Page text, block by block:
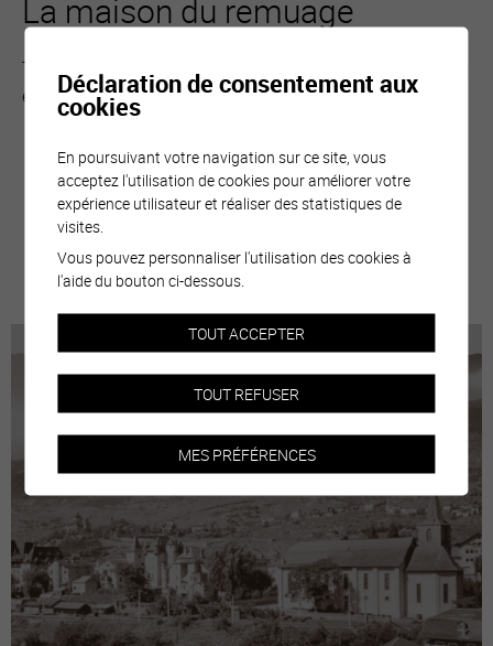
La maison du remuage
Témoin vivant de la transhumance entre le Val d’Anniviers
et la plaine, la maison du remuage...
plus d'informations
Déclaration de consentement aux
cookies
En poursuivant votre navigation sur ce site, vous
acceptez l'utilisation de cookies pour améliorer votre
expérience utilisateur et réaliser des statistiques de
visites.
Vous pouvez personnaliser l'utilisation des cookies à
l'aide du bouton ci-dessous.
TOUT ACCEPTER
TOUT REFUSER
MES PRÉFÉRENCES